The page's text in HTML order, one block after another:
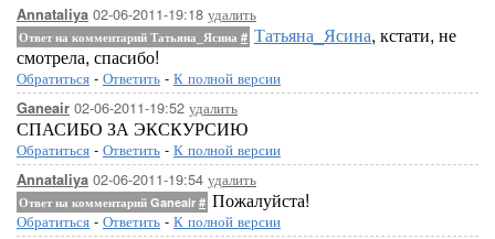
Annataliya 02-06-2011-19:18 удалить
Ответ на комментарий Татьяна_Ясина # Татьяна_Ясина, кстати, не
смотрела, спасибо!
Обратиться - Ответить - К полной версии
Ganeair 02-06-2011-19:52 удалить
СПАСИБО ЗА ЭКСКУРСИЮ
Обратиться - Ответить - К полной версии
Annataliya 02-06-2011-19:54 удалить
Ответ на комментарий Ganeair # Пожалуйста!
Обратиться - Ответить - К полной версии